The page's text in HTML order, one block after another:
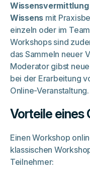
Wissensvermittlung
Wissens mit
einzeln oder im
Workshops sind
das Sammeln neuer
Moderator gibst
bei der Erarbeitung
Online-Veranstaltung.
Vorteile eines
Einen Workshop
klassischen
Teilnehmer: